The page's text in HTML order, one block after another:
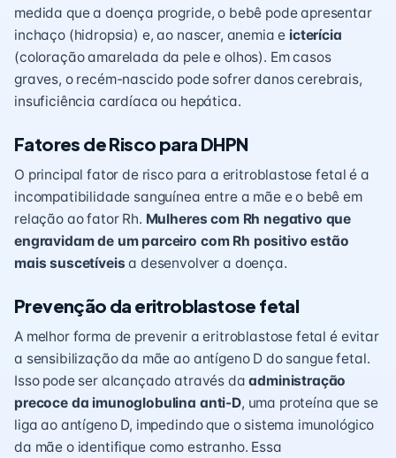
medida que a doença progride, o bebê pode apresentar
inchaço (hidropsia) e, ao nascer, anemia e icterícia
(coloração amarelada da pele e olhos). Em casos
graves, o recém-nascido pode sofrer danos cerebrais,
insuficiência cardíaca ou hepática.
Fatores de Risco para DHPN
O principal fator de risco para a eritroblastose fetal é a
incompatibilidade sanguínea entre a mãe e o bebê em
relação ao fator Rh. Mulheres com Rh negativo que
engravidam de um parceiro com Rh positivo estão
mais suscetíveis a desenvolver a doença.
Prevenção da eritroblastose fetal
A melhor forma de prevenir a eritroblastose fetal é evitar
a sensibilização da mãe ao antígeno D do sangue fetal.
Isso pode ser alcançado através daadministração
precoce da imunoglobulina anti-D, uma proteína que se
liga ao antígeno D, impedindo que o sistema imunológico
da mãe o identifique como estranho. Essa